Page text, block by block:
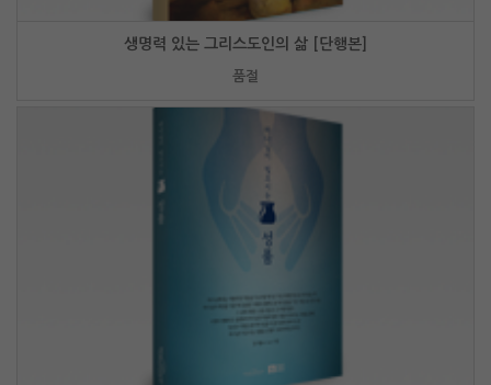
생명력 있는 그리스도인의 삶 [단행본]
품절